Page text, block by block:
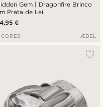
Gem | Dragonfire Brinco
Prata de Lei
€
ÆDEL